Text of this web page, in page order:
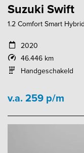
Suzuki Swift
1.2 Comfort Smart
2020
46.446 km
Handgeschakeld
v.a. 259 p/m